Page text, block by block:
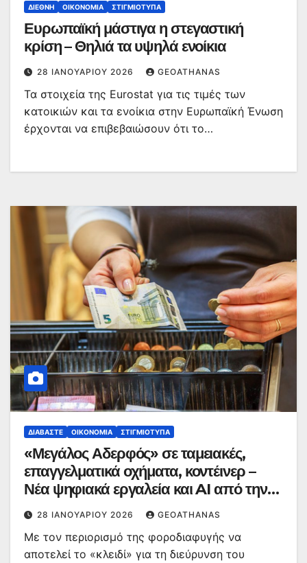
ΔΙΕΘΝΉ ΟΙΚΟΝΟΜΊΑ ΣΤΙΓΜΙΌΤΥΠΑ
Ευρωπαϊκή μάστιγα η στεγαστική
κρίση – Θηλιά τα υψηλά ενοίκια
28 ΙΑΝΟΥΑΡΊΟΥ 2026 GEOATHANAS
Τα στοιχεία της Eurostat για τις τιμές των
κατοικιών και τα ενοίκια στην Ευρωπαϊκή Ένωση
έρχονται να επιβεβαιώσουν ότι το…
ΔΙΑΒΆΣΤΕ ΟΙΚΟΝΟΜΊΑ ΣΤΙΓΜΙΌΤΥΠΑ
«Μεγάλος Αδερφός» σε ταμειακές,
επαγγελματικά οχήματα, κοντέινερ –
Νέα ψηφιακά εργαλεία και AI από την
ΑΑΔΕ
28 ΙΑΝΟΥΑΡΊΟΥ 2026 GEOATHANAS
Με τον περιορισμό της φοροδιαφυγής να
αποτελεί το «κλειδί» για τη διεύρυνση του